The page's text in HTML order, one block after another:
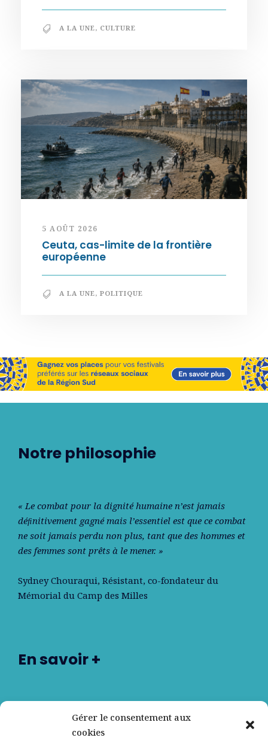
Gérer le consentement aux
cookies
A LA UNE, CULTURE
5 AOÛT 2026
Ceuta, cas-limite de la frontière
européenne
A LA UNE, POLITIQUE
Notre philosophie
« Le combat pour la dignité humaine n’est jamais
déﬁnitivement gagné mais l’essentiel est que ce combat
ne soit jamais perdu non plus, tant que des hommes et
des femmes sont prêts à le mener. »
Sydney Chouraqui, Résistant, co-fondateur du
Mémorial du Camp des Milles
En savoir +